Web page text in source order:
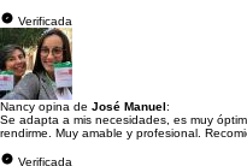
Verificada
Nancy opina de José Manuel:
Se adapta a mis necesidades, es muy
rendirme. Muy amable y profesional.
Verificada